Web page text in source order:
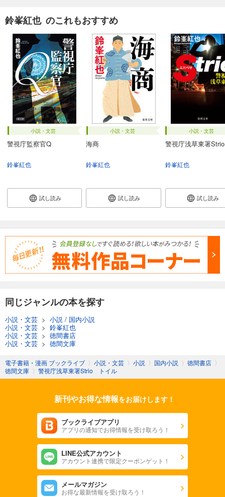
鈴峯紅也 のこれもおすすめ
小説・文芸
警視庁監察官Q
鈴峯紅也
試し読み
小説・文芸
海商
鈴峯紅也
試し読み
小説・文芸
警視庁浅草東署Strio
鈴峯紅也
試し読み
同じジャンルの本を探す
小説・文芸 > 小説 / 国内小説
小説・文芸 > 鈴峯紅也
小説・文芸 > 徳間書店
小説・文芸 > 徳間文庫
電子書籍・漫画 ブックライブ 〉 小説・文芸 〉 小説 〉 国内小説 〉 徳間書店 〉
徳間文庫 〉 警視庁浅草東署Strio トイル
新刊やお得な情報をお届けします！
ブックライブアプリ
アプリの通知でお得情報を受け取ろう！
LINE公式アカウント
アカウント連携で限定クーポンゲット！
メールマガジン
お得な最新情報を受け取ろう！